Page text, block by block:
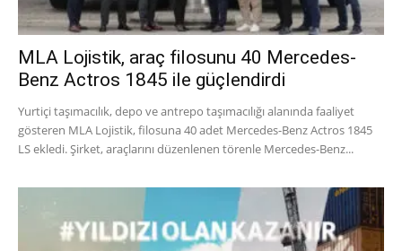
MLA Lojistik, araç filosunu 40 Mercedes-
Benz Actros 1845 ile güçlendirdi
Yurtiçi taşımacılık, depo ve antrepo taşımacılığı alanında faaliyet
gösteren MLA Lojistik, filosuna 40 adet Mercedes-Benz Actros 1845
LS ekledi. Şirket, araçlarını düzenlenen törenle Mercedes-Benz...